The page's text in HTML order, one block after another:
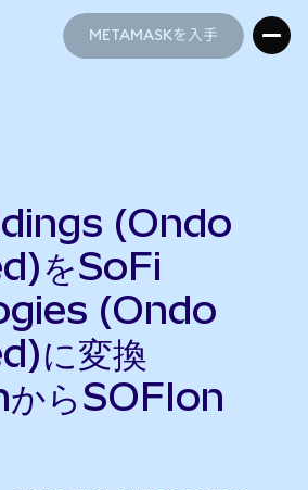
METAMASKを入手
(Ondo
をSoFi
(Ondo
に変換
からSOFIon